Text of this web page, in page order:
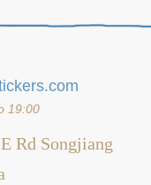
19:00
Rd Songjiang